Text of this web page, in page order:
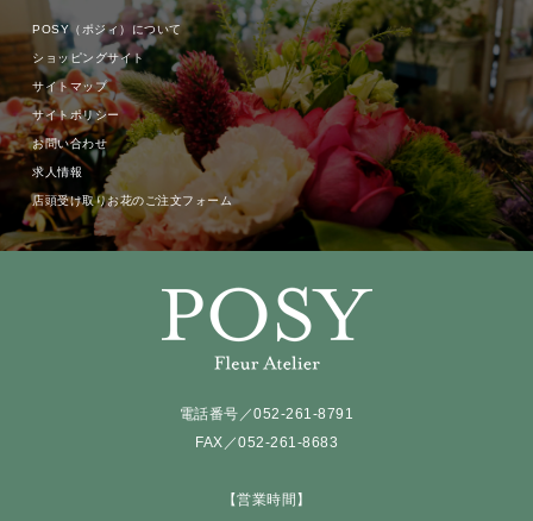
POSY（ポジィ）について
ショッピングサイト
サイトマップ
サイトポリシー
お問い合わせ
求人情報
店頭受け取りお花のご注文フォーム
電話番号／052-261-8791
FAX／052-261-8683
【営業時間】